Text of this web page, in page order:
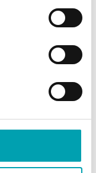
au
sont-